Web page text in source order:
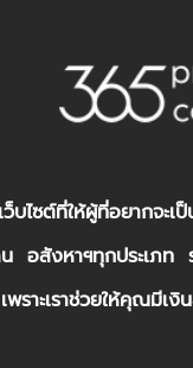
ไซต์ที่ให้ผู้ที่อยากจะเ
อสังหาฯทุกประเภท
เพราะเราช่วยให้คุณมีเ